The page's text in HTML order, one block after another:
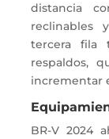
distancia
reclinables
tercera fila
respaldos,
incrementar
BR-V 2024